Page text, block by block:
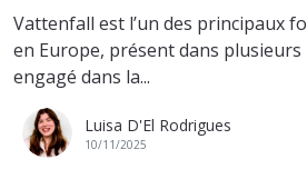
Vattenfall est l’un des principaux
en Europe, présent dans
engagé dans la...
Luisa D'El Rodrigues
10/11/2025